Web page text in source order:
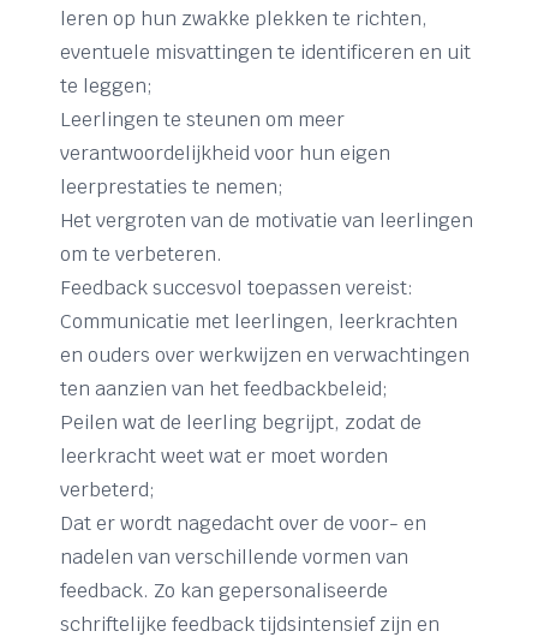
leren op hun zwakke plekken te richten,
eventuele misvattingen te identificeren en uit
te leggen;
Leerlingen te steunen om meer
verantwoordelijkheid voor hun eigen
leerprestaties te nemen;
Het vergroten van de motivatie van leerlingen
om te verbeteren.
Feedback succesvol toepassen vereist:
Communicatie met leerlingen, leerkrachten
en ouders over werkwijzen en verwachtingen
ten aanzien van het feedbackbeleid;
Peilen wat de leerling begrijpt, zodat de
leerkracht weet wat er moet worden
verbeterd;
Dat er wordt nagedacht over de voor- en
nadelen van verschillende vormen van
feedback. Zo kan gepersonaliseerde
schriftelijke feedback tijdsintensief zijn en